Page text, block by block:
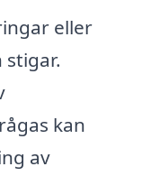
eller
kan
av